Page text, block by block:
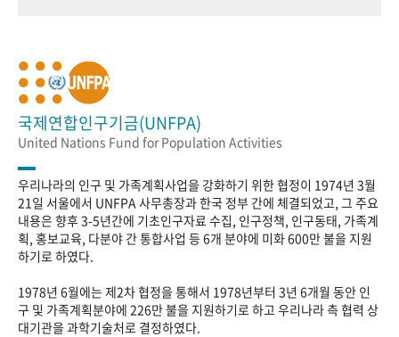
국제연합인구기금(UNFPA)
United Nations Fund for Population Activities
우리나라의 인구 및 가족계획사업을 강화하기 위한 협정이 1974년 3월
21일 서울에서 UNFPA 사무총장과 한국 정부 간에 체결되었고, 그 주요
내용은 향후 3-5년간에 기초인구자료 수집, 인구정책, 인구동태, 가족계
획, 홍보교육, 다분야 간 통합사업 등 6개 분야에 미화 600만 불을 지원
하기로 하였다.
1978년 6월에는 제2차 협정을 통해서 1978년부터 3년 6개월 동안 인
구 및 가족계획분야에 226만 불을 지원하기로 하고 우리나라 측 협력 상
대기관을 과학기술처로 결정하였다.